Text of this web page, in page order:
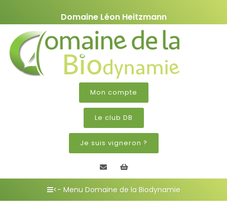
Domaine Léon Heitzmann
Mon compte
Le club DB
Je suis vigneron ?
Contactez nous
<- Menu Domaine de la Biodynamie